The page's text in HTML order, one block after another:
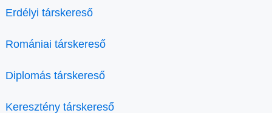
Erdélyi társkereső
Romániai társkereső
Diplomás társkereső
Keresztény társkereső